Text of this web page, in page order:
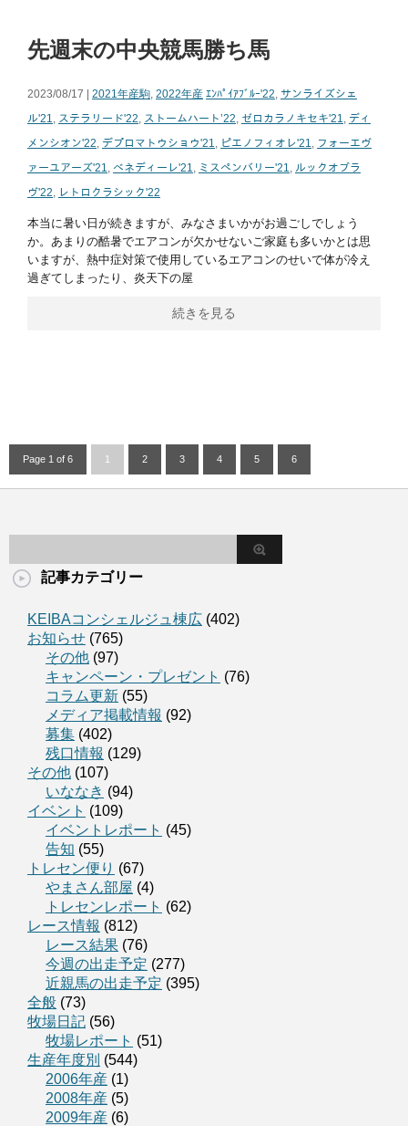
先週末の中央競馬勝ち馬
2023/08/17 | 2021年産駒, 2022年産 ｴﾝﾊﾟｲｱﾌﾞﾙｰ'22, サンライズシェ
ル'21, ステラリード'22, ストームハート’22, ゼロカラノキセキ'21, ディ
メンシオン'22, デプロマトウショウ'21, ピエノフィオレ'21, フォーエヴ
ァーユアーズ'21, ベネディーレ'21, ミスペンバリー'21, ルックオブラ
ヴ'22, レトロクラシック'22
本当に暑い日が続きますが、みなさまいかがお過ごしでしょう
か。あまりの酷暑でエアコンが欠かせないご家庭も多いかとは思
いますが、熱中症対策で使用しているエアコンのせいで体が冷え
過ぎてしまったり、炎天下の屋
続きを見る
Page 1 of 6 1 2 3 4 5 6
記事カテゴリー
KEIBAコンシェルジュ棟広 (402)
お知らせ (765)
その他 (97)
キャンペーン・プレゼント (76)
コラム更新 (55)
メディア掲載情報 (92)
募集 (402)
残口情報 (129)
その他 (107)
いななき (94)
イベント (109)
イベントレポート (45)
告知 (55)
トレセン便り (67)
やまさん部屋 (4)
トレセンレポート (62)
レース情報 (812)
レース結果 (76)
今週の出走予定 (277)
近親馬の出走予定 (395)
全般 (73)
牧場日記 (56)
牧場レポート (51)
生産年度別 (544)
2006年産 (1)
2008年産 (5)
2009年産 (6)